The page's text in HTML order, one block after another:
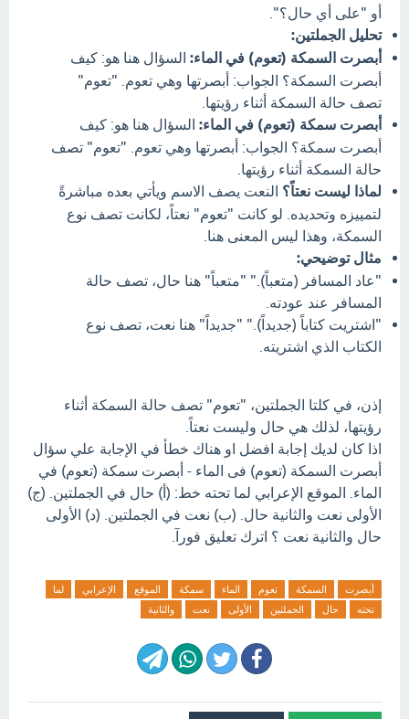
أو "على أي حال؟".
تحليل الجملتين:
أبصرت السمكة (تعوم) في الماء: السؤال هنا هو: كيف
أبصرت السمكة؟ الجواب: أبصرتها وهي تعوم. "تعوم"
تصف حالة السمكة أثناء رؤيتها.
أبصرت سمكة (تعوم) في الماء: السؤال هنا هو: كيف
أبصرت سمكة؟ الجواب: أبصرتها وهي تعوم. "تعوم" تصف
حالة السمكة أثناء رؤيتها.
لماذا ليست نعتاً؟ النعت يصف الاسم ويأتي بعده مباشرةً
لتمييزه وتحديده. لو كانت "تعوم" نعتاً، لكانت تصف نوع
السمكة، وهذا ليس المعنى هنا.
مثال توضيحي:
"عاد المسافر (متعباً)." "متعباً" هنا حال، تصف حالة
المسافر عند عودته.
"اشتريت كتاباً (جديداً)." "جديداً" هنا نعت، تصف نوع
الكتاب الذي اشتريته.
إذن، في كلتا الجملتين، "تعوم" تصف حالة السمكة أثناء
رؤيتها، لذلك هي حال وليست نعتاً.
اذا كان لديك إجابة افضل او هناك خطأ في الإجابة علي سؤال
أبصرت السمكة (تعوم) فى الماء - أبصرت سمكة (تعوم) في
الماء. الموقع الإعرابي لما تحته خط: (أ) حال في الجملتين. (ج)
الأولى نعت والثانية حال. (ب) نعت في الجملتين. (د) الأولى
حال والثانية نعت ؟ اترك تعليق فورآ.
أبصرت السمكة تعوم الماء سمكة الموقع الإعرابي
لما
تحته
حال الجملتين الأولى نعت والثانية